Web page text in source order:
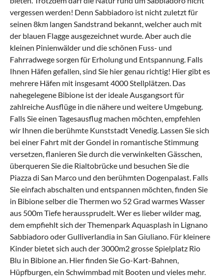
vergessen werden! Denn Sabbiadoro ist nicht zuletzt für
seinen 8km langen Sandstrand bekannt, welcher auch mit
der blauen Flagge ausgezeichnet wurde. Aber auch die
kleinen Pinienwälder und die schönen Fuss- und
Fahrradwege sorgen für Erholung und Entspannung. Falls
Ihnen Häfen gefallen, sind Sie hier genau richtig! Hier gibt es
mehrere Häfen mit insgesamt 4000 Stellplätzen. Das
nahegelegene Bibione ist der ideale Ausgangsort für
zahlreiche Ausflüge in die nähere und weitere Umgebung.
Falls Sie einen Tagesausflug machen möchten, empfehlen
wir Ihnen die berühmte Kunststadt Venedig. Lassen Sie sich
bei einer Fahrt mit der Gondel in romantische Stimmung
versetzen, flanieren Sie durch die verwinkelten Gässchen,
überqueren Sie die Rialtobrücke und besuchen Sie die
Piazza di San Marco und den berühmten Dogenpalast. Falls
Sie einfach abschalten und entspannen möchten, finden Sie
in Bibione selber die Thermen wo 52 Grad warmes Wasser
aus 500m Tiefe heraussprudelt. Wer es lieber wilder mag,
dem empfiehlt sich der Themenpark Aquasplash in Lignano
Sabbiadoro oder Gulliverlandia in San Giuliano. Für kleinere
Kinder bietet sich auch der 3000m2 grosse Spielplatz Rio
Blu in Bibione an. Hier finden Sie Go-Kart-Bahnen,
Hüpfburgen, ein Schwimmbad mit Booten und vieles mehr.